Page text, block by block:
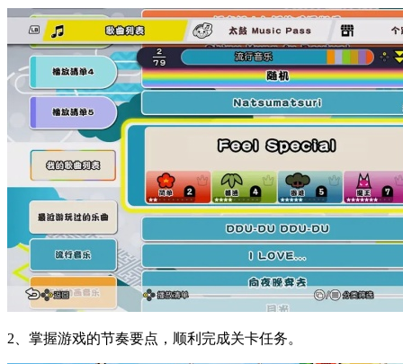
2、掌握游戏的节奏要点，顺利完成关卡任务。